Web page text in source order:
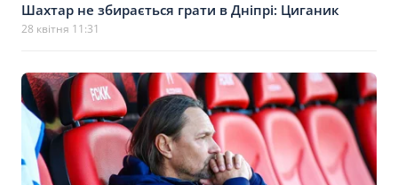
Шахтар не збирається грати в Дніпрі: Циганик
28 квітня 11:31